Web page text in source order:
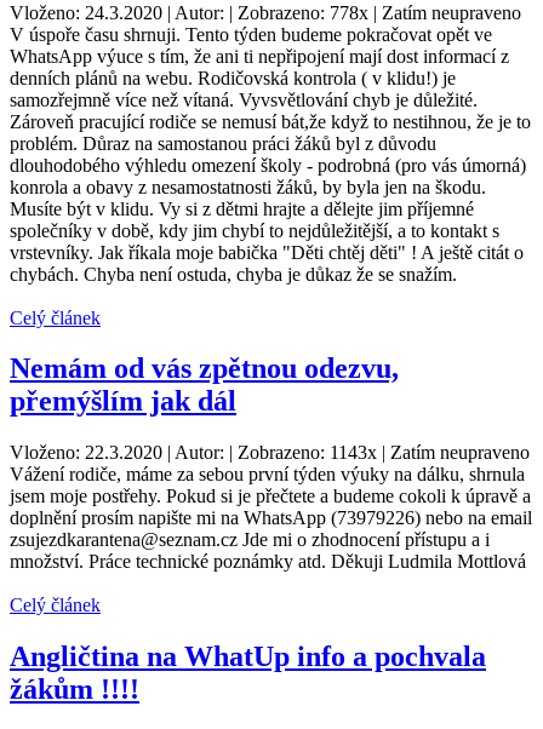
Vloženo: 24.3.2020 | Autor: | Zobrazeno: 778x | Zatím neupraveno
V úspoře času shrnuji. Tento týden budeme pokračovat opět ve
WhatsApp výuce s tím, že ani ti nepřipojení mají dost informací z
denních plánů na webu. Rodičovská kontrola ( v klidu!) je
samozřejmně více než vítaná. Vyvsvětlování chyb je důležité.
Zároveň pracující rodiče se nemusí bát,že když to nestihnou, že je to
problém. Důraz na samostanou práci žáků byl z důvodu
dlouhodobého výhledu omezení školy - podrobná (pro vás úmorná)
konrola a obavy z nesamostatnosti žáků, by byla jen na škodu.
Musíte být v klidu. Vy si z dětmi hrajte a dělejte jim příjemné
společníky v době, kdy jim chybí to nejdůležitější, a to kontakt s
vrstevníky. Jak říkala moje babička "Děti chtěj děti" ! A ještě citát o
chybách. Chyba není ostuda, chyba je důkaz že se snažím.
Celý článek
Nemám od vás zpětnou odezvu,
přemýšlím jak dál
Vloženo: 22.3.2020 | Autor: | Zobrazeno: 1143x | Zatím neupraveno
Vážení rodiče, máme za sebou první týden výuky na dálku, shrnula
jsem moje postřehy. Pokud si je přečtete a budeme cokoli k úpravě a
doplnění prosím napište mi na WhatsApp (73979226) nebo na email
zsujezdkarantena@seznam.cz Jde mi o zhodnocení přístupu a i
množství. Práce technické poznámky atd. Děkuji Ludmila Mottlová
Celý článek
Angličtina na WhatUp info a pochvala
žákům !!!!